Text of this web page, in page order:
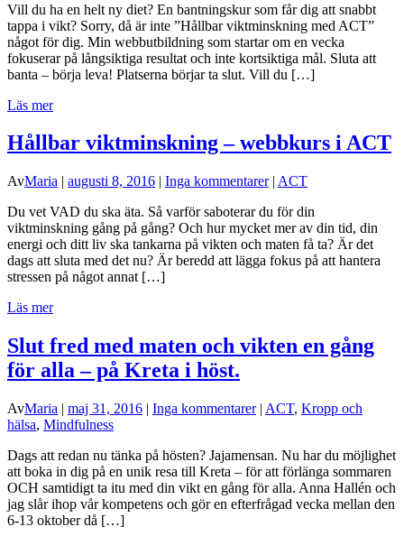
Vill du ha en helt ny diet? En bantningskur som får dig att snabbt
tappa i vikt? Sorry, då är inte ”Hållbar viktminskning med ACT”
något för dig. Min webbutbildning som startar om en vecka
fokuserar på långsiktiga resultat och inte kortsiktiga mål. Sluta att
banta – börja leva! Platserna börjar ta slut. Vill du […]
Läs mer
Hållbar viktminskning – webbkurs i ACT
AvMaria | augusti 8, 2016 | Inga kommentarer| ACT
Du vet VAD du ska äta. Så varför saboterar du för din
viktminskning gång på gång? Och hur mycket mer av din tid, din
energi och ditt liv ska tankarna på vikten och maten få ta? Är det
dags att sluta med det nu? Är beredd att lägga fokus på att hantera
stressen på något annat […]
Läs mer
Slut fred med maten och vikten en gång
för alla – på Kreta i höst.
AvMaria | maj 31, 2016 | Inga kommentarer| ACT, Kropp och
hälsa, Mindfulness
Dags att redan nu tänka på hösten? Jajamensan. Nu har du möjlighet
att boka in dig på en unik resa till Kreta – för att förlänga sommaren
OCH samtidigt ta itu med din vikt en gång för alla. Anna Hallén och
jag slår ihop vår kompetens och gör en efterfrågad vecka mellan den
6-13 oktober då […]